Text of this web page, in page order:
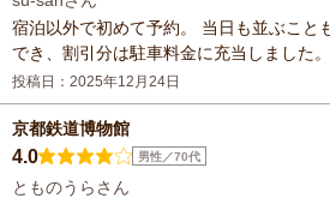
宿泊以外で初めて予約。 当日も並ぶこと
でき、割引分は駐車料金に充当しました。
投稿日：2025年12月24日
京都鉄道博物館
4.0 男性／70代
とものうらさん